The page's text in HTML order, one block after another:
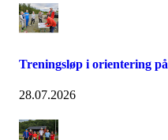
Treningsløp i orientering
28.07.2026